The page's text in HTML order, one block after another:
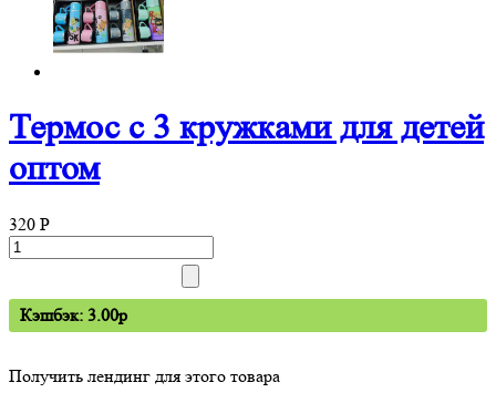
Термос с 3 кружками для детей
оптом
320 P
Кэшбэк: 3.00p
Получить лендинг для этого товара